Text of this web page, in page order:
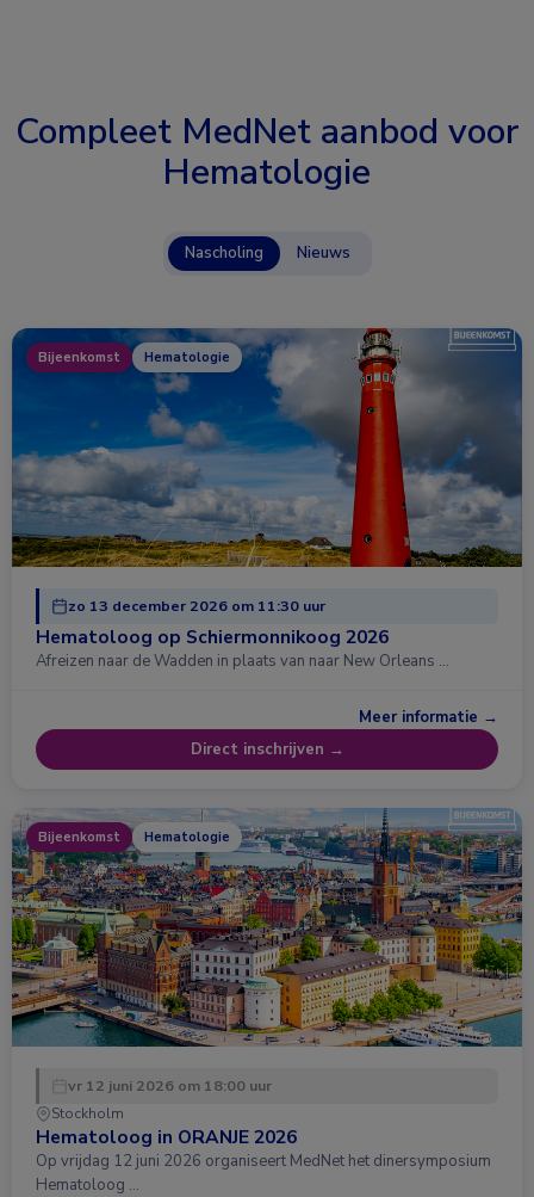
Compleet MedNet aanbod voor
Hematologie
Nascholing Nieuws
Bijeenkomst Hematologie
zo 13 december 2026 om 11:30 uur
Hematoloog op Schiermonnikoog 2026
Afreizen naar de Wadden in plaats van naar New Orleans …
Meer informatie →
Direct inschrijven →
Bijeenkomst Hematologie
vr 12 juni 2026 om 18:00 uur
Stockholm
Hematoloog in ORANJE 2026
Op vrijdag 12 juni 2026 organiseert MedNet het dinersymposium
Hematoloog …